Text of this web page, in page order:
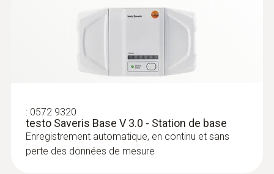
: 0572 9320
testo Saveris Base V 3.0 - Station de base
Enregistrement automatique, en continu et sans
perte des données de mesure